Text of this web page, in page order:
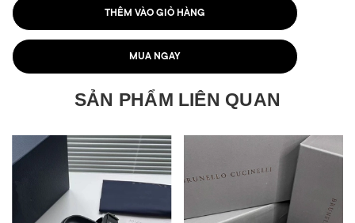
THÊM VÀO GIỎ HÀNG
MUA NGAY
SẢN PHẨM LIÊN QUAN